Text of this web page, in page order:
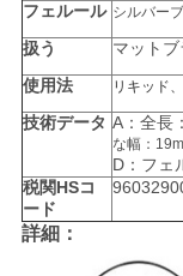
フェルール シルバー
扱う
マット
使用法
リキッド
技術データ A：全長
な幅：
D：フェ
税関HSコ
ード
詳細：